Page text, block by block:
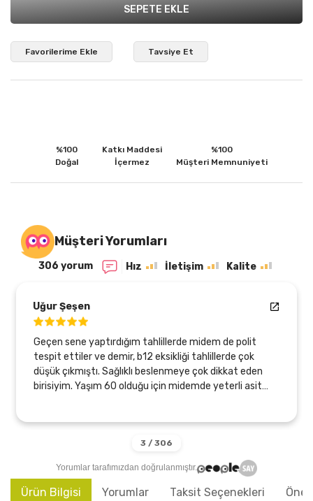
SEPETE EKLE
Tavsiye Et
%100
Doğal
Katkı Maddesi
İçermez
%100
Müşteri Memnuniyeti
Müşteri Yorumları
306 yorum Hız İletişim Kalite
Uğur Şeşen
Geçen sene yaptırdığım tahlillerde midem de polit
tespit ettiler ve demir, b12 eksikliği tahlillerde çok
düşük çıkmıştı. Sağlıklı beslenmeye çok dikkat eden
birisiyim. Yaşım 60 olduğu için midemde yeterli asit
arayışım var dı, Tlesolive ürünleriyle bu sayede
tanıştım, bir çok ürünlerini kullanıyorum, (850 ve 750
profenol) zeytinyağı, KudretNarı profenolü yüksek
zeytinyağı ve kantaron yağı karışımı nı kullanıyorum.
Yorumlar tarafımızdan doğrulanmıştır.
Ürün Bilgisi Yorumlar Taksit Seçenekleri